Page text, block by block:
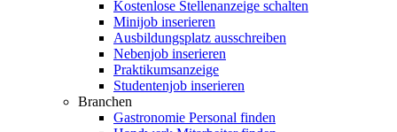
Kostenlose Stellenanzeige schalten
Minijob inserieren
Ausbildungsplatz ausschreiben
Nebenjob inserieren
Praktikumsanzeige
Studentenjob inserieren
Branchen
Gastronomie Personal finden